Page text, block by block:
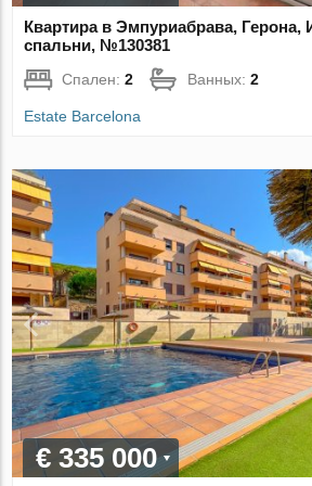
Квартира в Эмпуриабрава, Герона,
спальни, №130381
Спален:2 Ванных:2
Estate Barcelona
€ 335 000